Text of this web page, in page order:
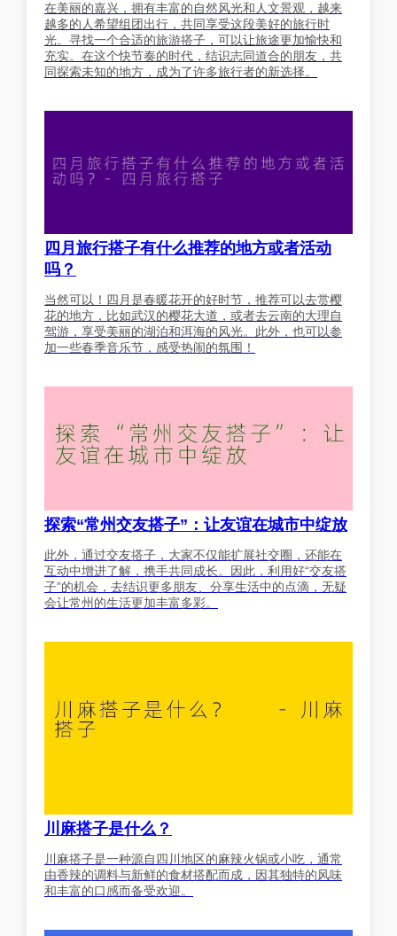
在美丽的嘉兴，拥有丰富的自然风光和人文景观，越来
越多的人希望组团出行，共同享受这段美好的旅行时
光。寻找一个合适的旅游搭子，可以让旅途更加愉快和
充实。在这个快节奏的时代，结识志同道合的朋友，共
同探索未知的地方，成为了许多旅行者的新选择。
四月旅行搭子有什么推荐的地方或者活动
吗？
当然可以！四月是春暖花开的好时节，推荐可以去赏樱
花的地方，比如武汉的樱花大道，或者去云南的大理自
驾游，享受美丽的湖泊和洱海的风光。此外，也可以参
加一些春季音乐节，感受热闹的氛围！
探索“常州交友搭子”：让友谊在城市中绽放
此外，通过交友搭子，大家不仅能扩展社交圈，还能在
互动中增进了解，携手共同成长。因此，利用好“交友搭
子”的机会，去结识更多朋友、分享生活中的点滴，无疑
会让常州的生活更加丰富多彩。
川麻搭子是什么？
川麻搭子是一种源自四川地区的麻辣火锅或小吃，通常
由香辣的调料与新鲜的食材搭配而成，因其独特的风味
和丰富的口感而备受欢迎。